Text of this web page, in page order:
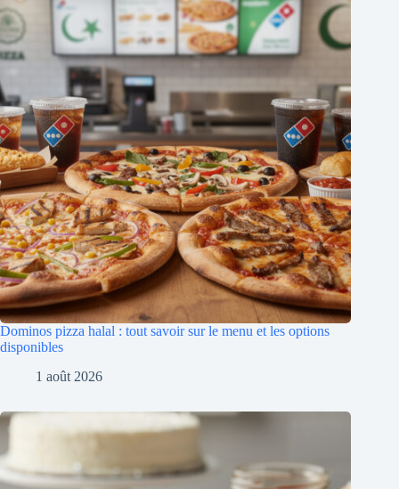
Dominos pizza halal : tout savoir sur le menu et les options
disponibles
1 août 2026